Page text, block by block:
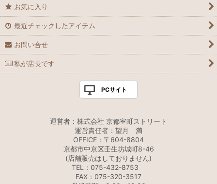
お気に入り
最近チェックしたアイテム
お問い合せ
私が店長です
PCサイト
運営者：株式会社 京都室町ストリート
運営責任者：望月 満
OFFICE：〒604-8804
京都市中京区壬生坊城町8-46
(店舗販売はしておりません)
TEL：075-432-8753
FAX：075-320-3517